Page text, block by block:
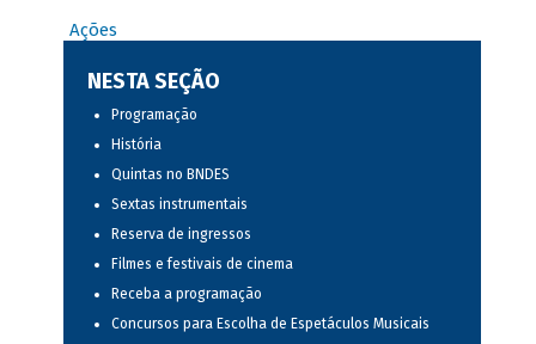
Ações
NESTA SEÇÃO
Programação
História
Quintas no BNDES
Sextas instrumentais
Reserva de ingressos
Filmes e festivais de cinema
Receba a programação
Concursos para Escolha de Espetáculos Musicais